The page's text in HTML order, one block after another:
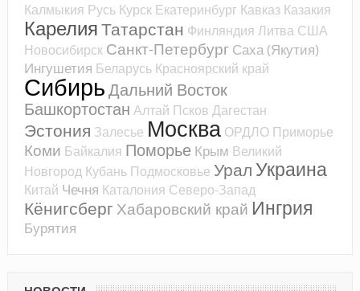
Калмыкия Русь Курск Екатеринбург Кавказ Казакия
КарелияТатарстан Финляндия Литва США
Новосибирск Санкт-Петербург Саха (Якутия)
Ингушетия Беларусь Красноярский край
СибирьДальний Восток
Башкортостан Алтай Псков Дагестан
Эстония Залесье Москва ОРДЛО Приморье
Коми Байкалия Поморье Крым Великий
Новгород Кубань Подмосковье Урал Украина
Китай Чечня Каталония Северо-Запад
Кёнигсберг Хабаровский край Ингрия
Бурятия